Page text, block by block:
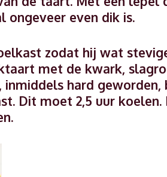
ongeveer even dik is.
zodat hij wat
met de kwark,
inmiddels hard
Dit moet 2,5 uur koelen.